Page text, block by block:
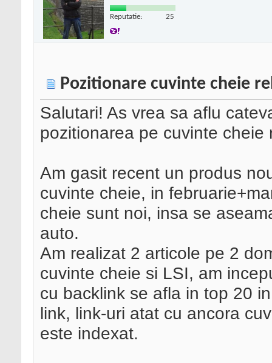
Reputatie: 25
Pozitionare cuvinte cheie
Salutari! As vrea sa aflu
pozitionarea pe cuvinte
Am gasit recent un produs
cuvinte cheie, in
cheie sunt noi, insa se
auto.
Am realizat 2 articole pe 2
cuvinte cheie si LSI, am
cu backlink se afla in top 20
link, link-uri atat cu ancora
este indexat.